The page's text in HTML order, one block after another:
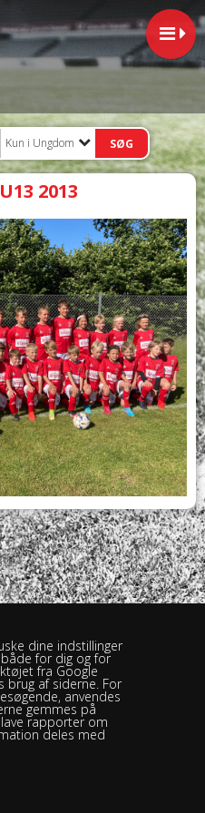
Kun i Ungdom
2013
30, 5250 Odense SV -
Rask Skolen
dine indstillinger
for dig og for
fra Google
brug af siderne. For
anvendes
gemmes på
rapporter om
deles med